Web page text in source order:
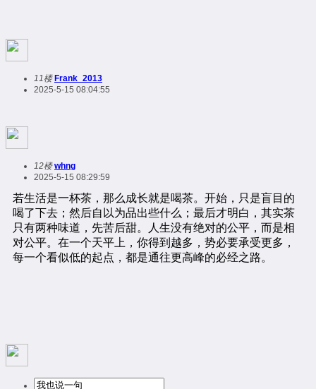
11楼 Frank_2013
2025-5-15 08:04:55
12楼 whng
2025-5-15 08:29:59